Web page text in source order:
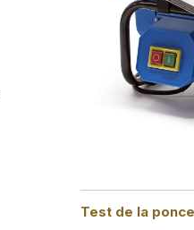
Test de la